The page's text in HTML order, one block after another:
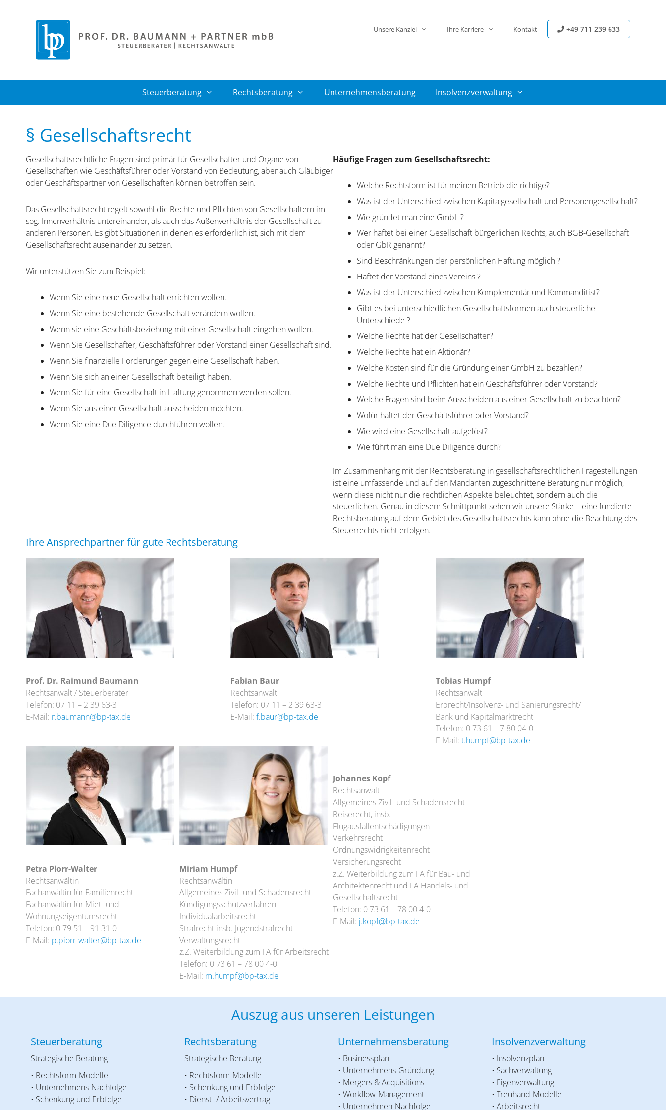
Unsere Kanzlei Ihre Karriere Kontakt +49 711 239 633
Steuerberatung Rechtsberatung Unternehmensberatung Insolvenzverwaltung
§ Gesellschaftsrecht
Gesellschaftsrechtliche Fragen sind primär für Gesellschafter und Organe von
Gesellschaften wie Geschäftsführer oder Vorstand von Bedeutung, aber auch Gläubiger
oder Geschäftspartner von Gesellschaften können betroffen sein.
Das Gesellschaftsrecht regelt sowohl die Rechte und Pflichten von Gesellschaftern im
sog. Innenverhältnis untereinander, als auch das Außenverhältnis der Gesellschaft zu
anderen Personen. Es gibt Situationen in denen es erforderlich ist, sich mit dem
Gesellschaftsrecht auseinander zu setzen.
Wir unterstützen Sie zum Beispiel:
Wenn Sie eine neue Gesellschaft errichten wollen.
Wenn Sie eine bestehende Gesellschaft verändern wollen.
Wenn sie eine Geschäftsbeziehung mit einer Gesellschaft eingehen wollen.
Wenn Sie Gesellschafter, Geschäftsführer oder Vorstand einer Gesellschaft sind.
Wenn Sie finanzielle Forderungen gegen eine Gesellschaft haben.
Wenn Sie sich an einer Gesellschaft beteiligt haben.
Wenn Sie für eine Gesellschaft in Haftung genommen werden sollen.
Wenn Sie aus einer Gesellschaft ausscheiden möchten.
Wenn Sie eine Due Diligence durchführen wollen.
Häufige Fragen zum Gesellschaftsrecht:
Welche Rechtsform ist für meinen Betrieb die richtige?
Was ist der Unterschied zwischen Kapitalgesellschaft und Personengesellschaft?
Wie gründet man eine GmbH?
Wer haftet bei einer Gesellschaft bürgerlichen Rechts, auch BGB-Gesellschaft
oder GbR genannt?
Sind Beschränkungen der persönlichen Haftung möglich ?
Haftet der Vorstand eines Vereins ?
Was ist der Unterschied zwischen Komplementär und Kommanditist?
Gibt es bei unterschiedlichen Gesellschaftsformen auch steuerliche
Unterschiede ?
Welche Rechte hat der Gesellschafter?
Welche Rechte hat ein Aktionär?
Welche Kosten sind für die Gründung einer GmbH zu bezahlen?
Welche Rechte und Pflichten hat ein Geschäftsführer oder Vorstand?
Welche Fragen sind beim Ausscheiden aus einer Gesellschaft zu beachten?
Wofür haftet der Geschäftsführer oder Vorstand?
Wie wird eine Gesellschaft aufgelöst?
Wie führt man eine Due Diligence durch?
Im Zusammenhang mit der Rechtsberatung in gesellschaftsrechtlichen Fragestellungen
ist eine umfassende und auf den Mandanten zugeschnittene Beratung nur möglich,
wenn diese nicht nur die rechtlichen Aspekte beleuchtet, sondern auch die
steuerlichen. Genau in diesem Schnittpunkt sehen wir unsere Stärke – eine fundierte
Rechtsberatung auf dem Gebiet des Gesellschaftsrechts kann ohne die Beachtung des
Steuerrechts nicht erfolgen.
Ihre Ansprechpartner für gute Rechtsberatung
Prof. Dr. Raimund Baumann
Rechtsanwalt / Steuerberater
Telefon: 07 11 – 2 39 63-3
E-Mail: r.baumann@bp-tax.de
Fabian Baur
Rechtsanwalt
Telefon: 07 11 – 2 39 63-3
E-Mail:f.baur@bp-tax.de
Tobias Humpf
Rechtsanwalt
Erbrecht/Insolvenz- und Sanierungsrecht/
Bank und Kapitalmarktrecht
Telefon: 0 73 61 – 7 80 04-0
E-Mail: t.humpf@bp-tax.de
Petra Piorr-Walter
Rechtsanwältin
Fachanwältin für Familienrecht
Fachanwältin für Miet- und
Wohnungseigentumsrecht
Telefon: 0 79 51 – 91 31-0
E-Mail: p.piorr-walter@bp-tax.de
Miriam Humpf
Rechtsanwältin
Allgemeines Zivil- und Schadensrecht
Kündigungsschutzverfahren
Individualarbeitsrecht
Strafrecht insb. Jugendstrafrecht
Verwaltungsrecht
z.Z. Weiterbildung zum FA für Arbeitsrecht
Telefon: 0 73 61 – 78 00 4-0
E-Mail: m.humpf@bp-tax.de
Johannes Kopf
Rechtsanwalt
Allgemeines Zivil- und Schadensrecht
Reiserecht, insb.
Flugausfallentschädigungen
Verkehrsrecht
Ordnungswidrigkeitenrecht
Versicherungsrecht
z.Z. Weiterbildung zum FA für Bau- und
Architektenrecht und FA Handels- und
Gesellschaftsrecht
Telefon: 0 73 61 – 78 00 4-0
E-Mail: j.kopf@bp-tax.de
Auszug aus unseren Leistungen
Steuerberatung
Strategische Beratung
• Rechtsform-Modelle
• Unternehmens-Nachfolge
• Schenkung und Erbfolge
Rechtsberatung
Strategische Beratung
• Rechtsform-Modelle
• Schenkung und Erbfolge
• Dienst- / Arbeitsvertrag
Unternehmensberatung
• Businessplan
• Unternehmens-Gründung
• Mergers & Acquisitions
• Workflow-Management
• Unternehmen-Nachfolge
Insolvenzverwaltung
• Insolvenzplan
• Sachverwaltung
• Eigenverwaltung
• Treuhand-Modelle
• Arbeitsrecht